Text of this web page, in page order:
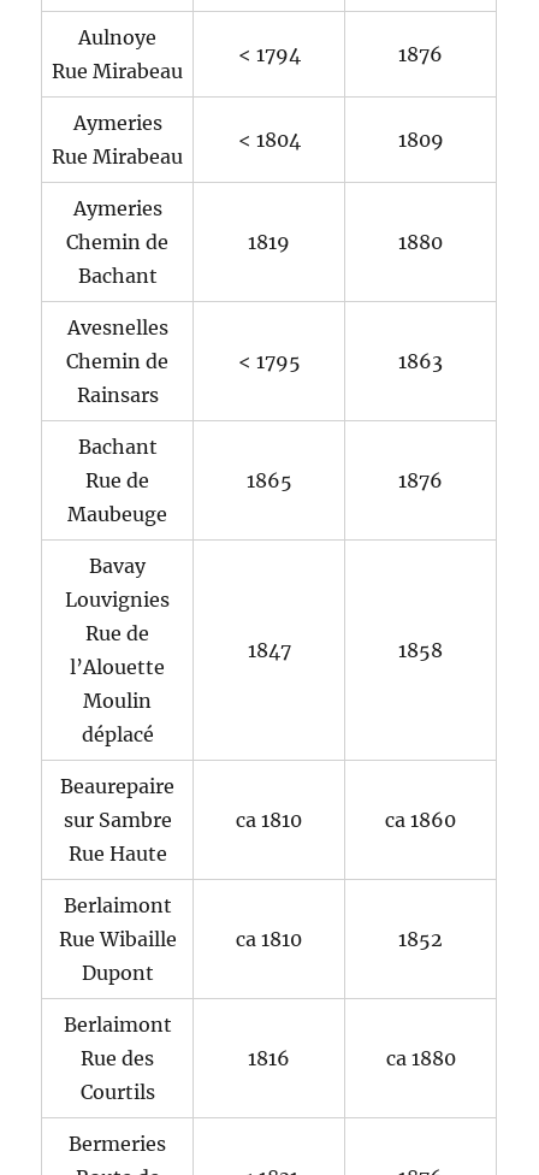
Aulnoye
Rue Mirabeau
< 1794 1876
Aymeries
Rue Mirabeau
< 1804 1809
Aymeries
Chemin de
Bachant
1819 1880
Avesnelles
Chemin de
Rainsars
< 1795 1863
Bachant
Rue de
Maubeuge
1865 1876
Bavay
Louvignies
Rue de
l’Alouette
Moulin
déplacé
1847 1858
Beaurepaire
sur Sambre
Rue Haute
ca 1810 ca 1860
Berlaimont
Rue Wibaille
Dupont
ca 1810 1852
Berlaimont
Rue des
Courtils
1816 ca 1880
Bermeries